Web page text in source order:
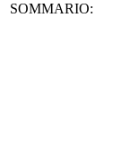
SOMMARIO: